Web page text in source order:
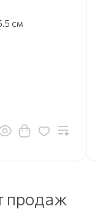
см
продаж